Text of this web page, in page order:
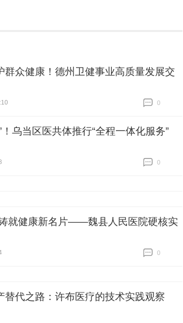
群众健康！德州卫健事业高质量发展交
0
乌当区医共体推行“全程一体化服务”
0
就健康新名片——魏县人民医院硬核实
0
替代之路：许布医疗的技术实践观察